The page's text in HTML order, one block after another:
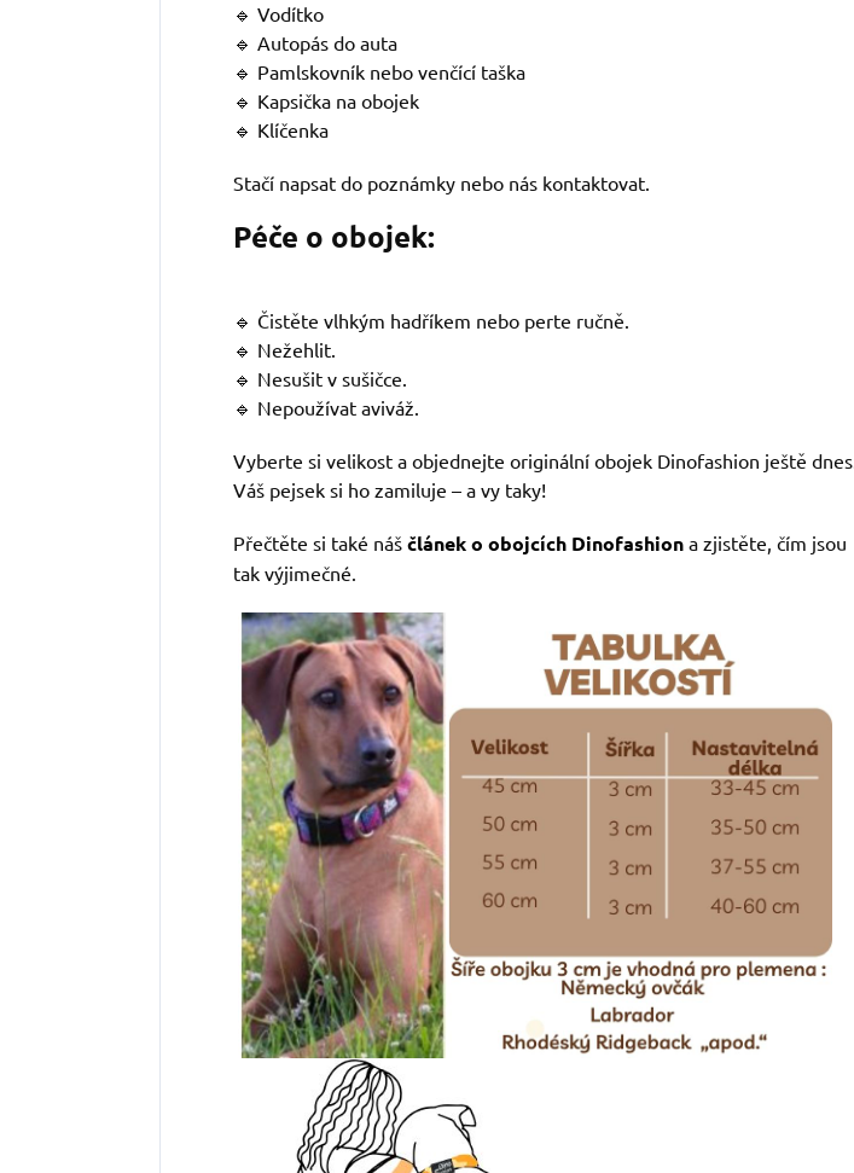
🔹 Vodítko
🔹 Autopás do auta
🔹 Pamlskovník nebo venčící taška
🔹 Kapsička na obojek
🔹 Klíčenka
Stačí napsat do poznámky nebo nás kontaktovat.
Péče o obojek:
🔹 Čistěte vlhkým hadříkem nebo perte ručně.
🔹 Nežehlit.
🔹 Nesušit v sušičce.
🔹 Nepoužívat aviváž.
Vyberte si velikost a objednejte originální obojek Dinofashion ještě dnes.
Váš pejsek si ho zamiluje – a vy taky!
Přečtěte si také náš článek o obojcích Dinofashion a zjistěte, čím jsou
tak výjimečné.